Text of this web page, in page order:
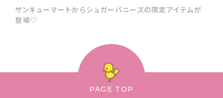
サンキューマートからシュガーバニーズの限定アイテムが
登場♡
PAGE TOP